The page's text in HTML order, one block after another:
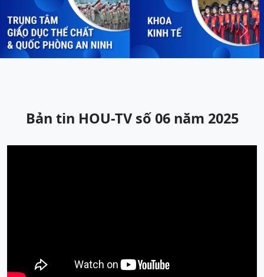
Previous Next
Bản tin HOU-TV số 06 năm 2025